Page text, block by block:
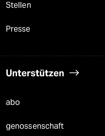
Stellen
Presse
Unterstützen
abo
genossenschaft